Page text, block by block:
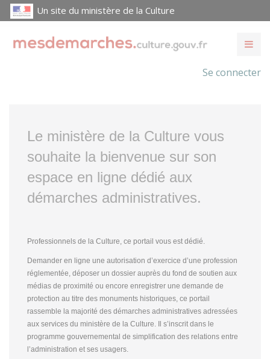
Un site du ministère de la Culture
Se connecter
Le ministère de la Culture vous
souhaite la bienvenue sur son
espace en ligne dédié aux
démarches administratives.
Professionnels de la Culture, ce portail vous est dédié.
Demander en ligne une autorisation d’exercice d’une profession
réglementée, déposer un dossier auprès du fond de soutien aux
médias de proximité ou encore enregistrer une demande de
protection au titre des monuments historiques, ce portail
rassemble la majorité des démarches administratives adressées
aux services du ministère de la Culture. Il s’inscrit dans le
programme gouvernemental de simplification des relations entre
l’administration et ses usagers.